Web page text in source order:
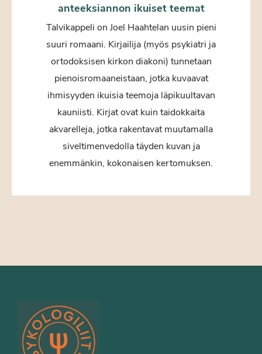
anteeksiannon ikuiset teemat
Talvikappeli on Joel Haahtelan uusin pieni
suuri romaani. Kirjailija (myös psykiatri ja
ortodoksisen kirkon diakoni) tunnetaan
pienoisromaaneistaan, jotka kuvaavat
ihmisyyden ikuisia teemoja läpikuultavan
kauniisti. Kirjat ovat kuin taidokkaita
akvarelleja, jotka rakentavat muutamalla
siveltimenvedolla täyden kuvan ja
enemmänkin, kokonaisen kertomuksen.